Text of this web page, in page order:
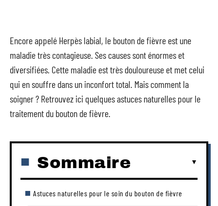
Encore appelé Herpès labial, le bouton de fièvre est une
maladie très contagieuse. Ses causes sont énormes et
diversifiées. Cette maladie est très douloureuse et met celui
qui en souffre dans un inconfort total. Mais comment la
soigner ? Retrouvez ici quelques astuces naturelles pour le
traitement du bouton de fièvre.
Sommaire
Astuces naturelles pour le soin du bouton de fièvre